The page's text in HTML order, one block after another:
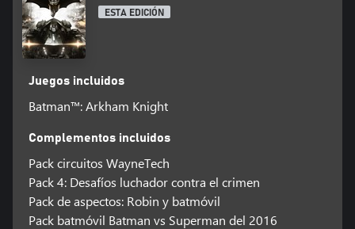
ESTA EDICIÓN
Juegos incluidos
Batman™: Arkham Knight
Complementos incluidos
Pack circuitos WayneTech
Pack 4: Desafíos luchador contra el crimen
Pack de aspectos: Robin y batmóvil
Pack batmóvil Batman vs Superman del 2016